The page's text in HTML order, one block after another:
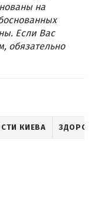
на
Если Вас
обязательно
КИЕВА